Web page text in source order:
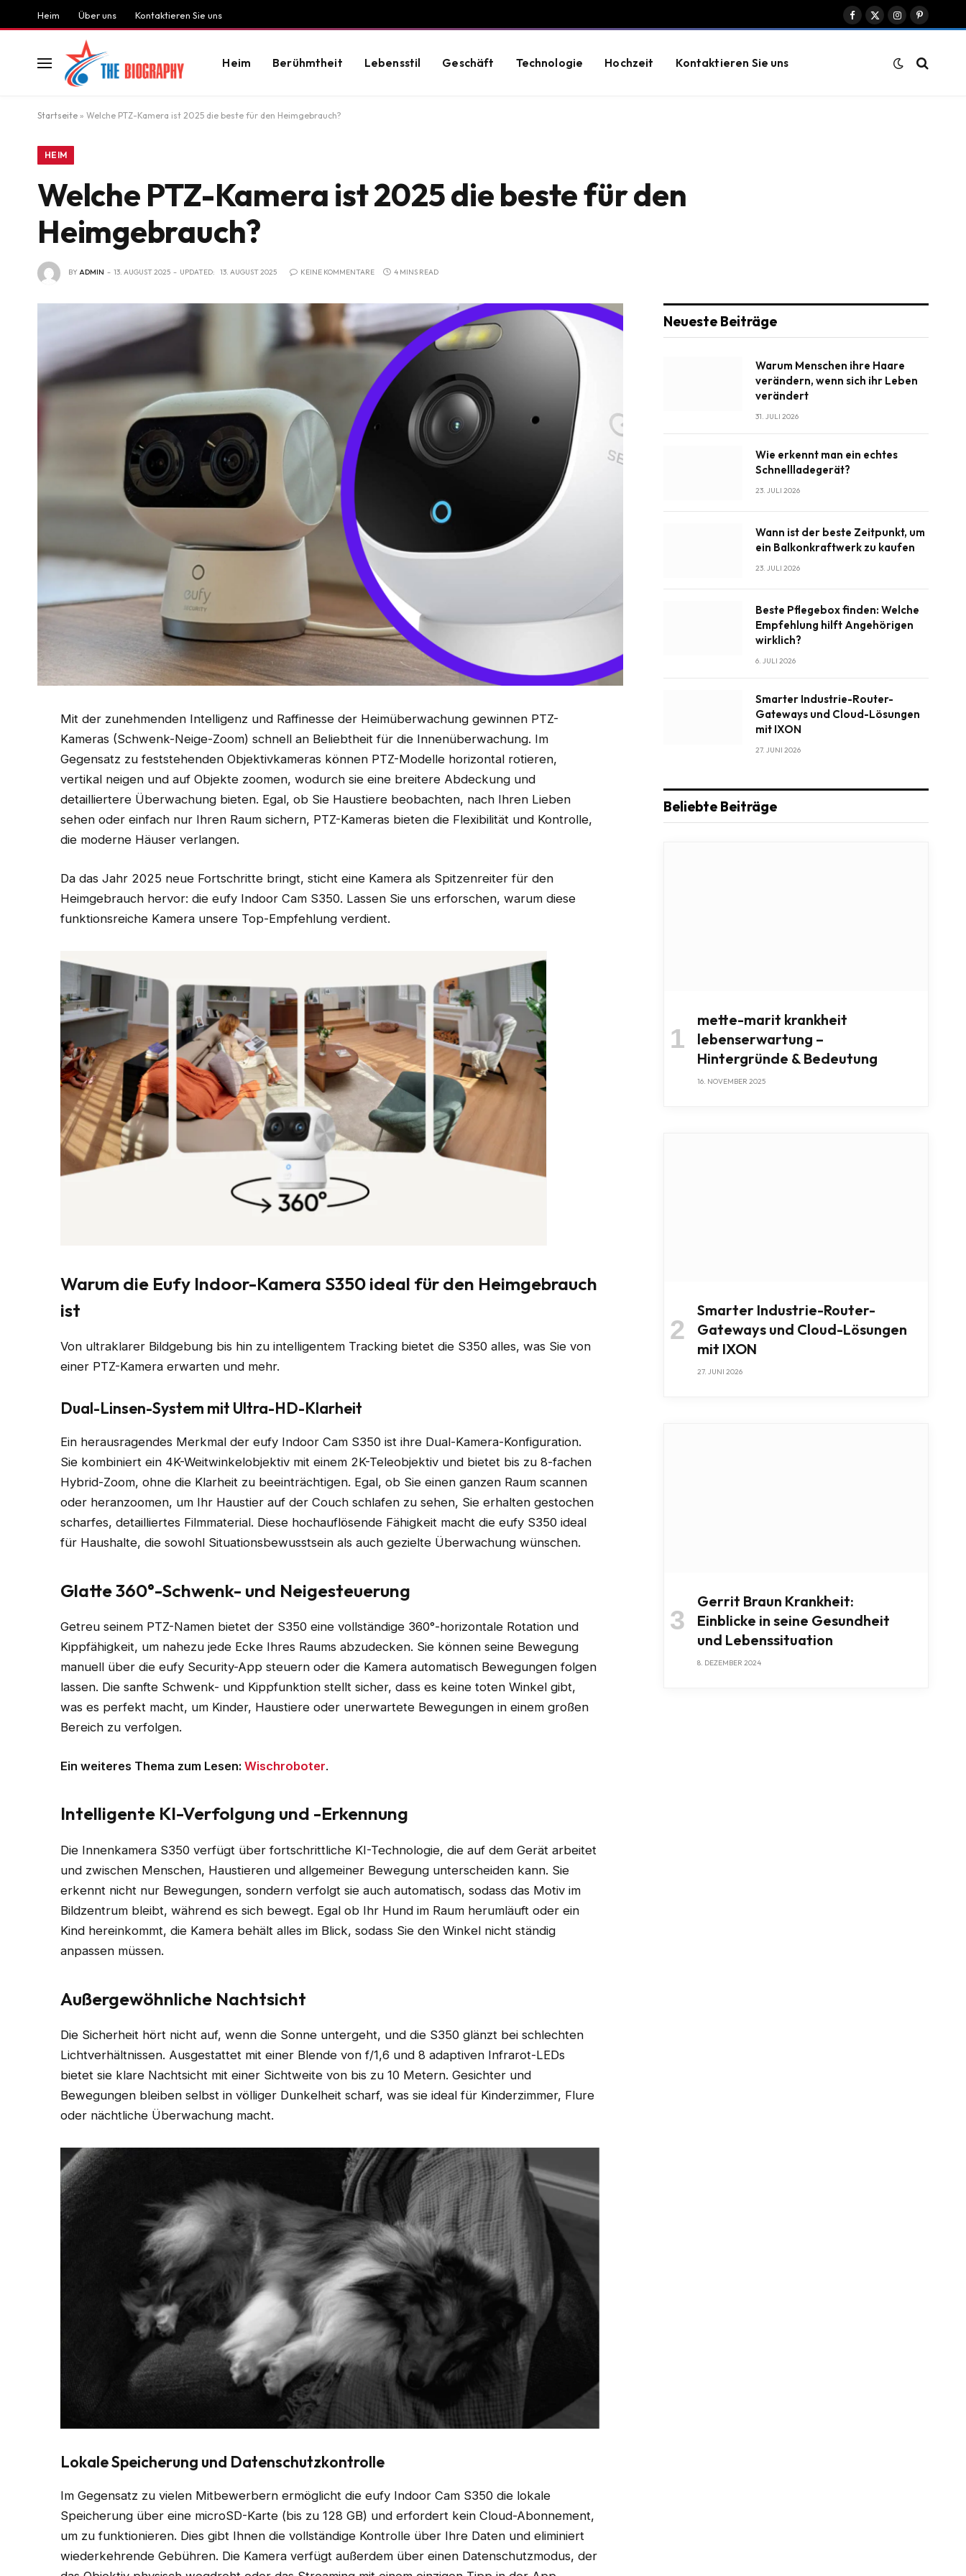
Heim Über uns Kontaktieren Sie uns
Facebook
X
InstagramPinterest
Heim Berühmtheit Lebensstil Geschäft Technologie Hochzeit Kontaktieren Sie uns
Startseite » Welche PTZ-Kamera ist 2025 die beste für den Heimgebrauch?
HEIM
Welche PTZ-Kamera ist 2025 die beste für den
Heimgebrauch?
BYADMIN 13. AUGUST 2025 UPDATED: 13. AUGUST 2025 KEINE KOMMENTARE 4 MINS READ
Mit der zunehmenden Intelligenz und Raffinesse der Heimüberwachung gewinnen PTZ-
Kameras (Schwenk-Neige-Zoom) schnell an Beliebtheit für die Innenüberwachung. Im
Gegensatz zu feststehenden Objektivkameras können PTZ-Modelle horizontal rotieren,
vertikal neigen und auf Objekte zoomen, wodurch sie eine breitere Abdeckung und
detailliertere Überwachung bieten. Egal, ob Sie Haustiere beobachten, nach Ihren Lieben
sehen oder einfach nur Ihren Raum sichern, PTZ-Kameras bieten die Flexibilität und Kontrolle,
die moderne Häuser verlangen.
Da das Jahr 2025 neue Fortschritte bringt, sticht eine Kamera als Spitzenreiter für den
Heimgebrauch hervor: die eufy Indoor Cam S350. Lassen Sie uns erforschen, warum diese
funktionsreiche Kamera unsere Top-Empfehlung verdient.
Warum die Eufy Indoor-Kamera S350 ideal für den Heimgebrauch
ist
Von ultraklarer Bildgebung bis hin zu intelligentem Tracking bietet die S350 alles, was Sie von
einer PTZ-Kamera erwarten und mehr.
Dual-Linsen-System mit Ultra-HD-Klarheit
Ein herausragendes Merkmal der eufy Indoor Cam S350 ist ihre Dual-Kamera-Konfiguration.
Sie kombiniert ein 4K-Weitwinkelobjektiv mit einem 2K-Teleobjektiv und bietet bis zu 8-fachen
Hybrid-Zoom, ohne die Klarheit zu beeinträchtigen. Egal, ob Sie einen ganzen Raum scannen
oder heranzoomen, um Ihr Haustier auf der Couch schlafen zu sehen, Sie erhalten gestochen
scharfes, detailliertes Filmmaterial. Diese hochauflösende Fähigkeit macht die eufy S350 ideal
für Haushalte, die sowohl Situationsbewusstsein als auch gezielte Überwachung wünschen.
Glatte 360°-Schwenk- und Neigesteuerung
Getreu seinem PTZ-Namen bietet der S350 eine vollständige 360°-horizontale Rotation und
Kippfähigkeit, um nahezu jede Ecke Ihres Raums abzudecken. Sie können seine Bewegung
manuell über die eufy Security-App steuern oder die Kamera automatisch Bewegungen folgen
lassen. Die sanfte Schwenk- und Kippfunktion stellt sicher, dass es keine toten Winkel gibt,
was es perfekt macht, um Kinder, Haustiere oder unerwartete Bewegungen in einem großen
Bereich zu verfolgen.
Ein weiteres Thema zum Lesen:Wischroboter.
Intelligente KI-Verfolgung und -Erkennung
Die Innenkamera S350 verfügt über fortschrittliche KI-Technologie, die auf dem Gerät arbeitet
und zwischen Menschen, Haustieren und allgemeiner Bewegung unterscheiden kann. Sie
erkennt nicht nur Bewegungen, sondern verfolgt sie auch automatisch, sodass das Motiv im
Bildzentrum bleibt, während es sich bewegt. Egal ob Ihr Hund im Raum herumläuft oder ein
Kind hereinkommt, die Kamera behält alles im Blick, sodass Sie den Winkel nicht ständig
anpassen müssen.
Außergewöhnliche Nachtsicht
Die Sicherheit hört nicht auf, wenn die Sonne untergeht, und die S350 glänzt bei schlechten
Lichtverhältnissen. Ausgestattet mit einer Blende von f/1,6 und 8 adaptiven Infrarot-LEDs
bietet sie klare Nachtsicht mit einer Sichtweite von bis zu 10 Metern. Gesichter und
Bewegungen bleiben selbst in völliger Dunkelheit scharf, was sie ideal für Kinderzimmer, Flure
oder nächtliche Überwachung macht.
Lokale Speicherung und Datenschutzkontrolle
Im Gegensatz zu vielen Mitbewerbern ermöglicht die eufy Indoor Cam S350 die lokale
Speicherung über eine microSD-Karte (bis zu 128 GB) und erfordert kein Cloud-Abonnement,
um zu funktionieren. Dies gibt Ihnen die vollständige Kontrolle über Ihre Daten und eliminiert
wiederkehrende Gebühren. Die Kamera verfügt außerdem über einen Datenschutzmodus, der
Neueste Beiträge
Warum Menschen ihre Haare
verändern, wenn sich ihr Leben
verändert
31. JULI 2026
Wie erkennt man ein echtes
Schnellladegerät?
23. JULI 2026
Wann ist der beste Zeitpunkt, um
ein Balkonkraftwerk zu kaufen
23. JULI 2026
Beste Pflegebox finden: Welche
Empfehlung hilft Angehörigen
wirklich?
6. JULI 2026
Smarter Industrie-Router-
Gateways und Cloud-Lösungen
mit IXON
27. JUNI 2026
Beliebte Beiträge
mette-marit krankheit
lebenserwartung –
Hintergründe & Bedeutung
16. NOVEMBER 2025
Smarter Industrie-Router-
Gateways und Cloud-Lösungen
mit IXON
27. JUNI 2026
Gerrit Braun Krankheit:
Einblicke in seine Gesundheit
und Lebenssituation
8. DEZEMBER 2024